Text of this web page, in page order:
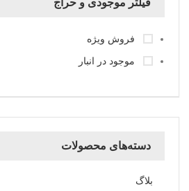
فیلتر موجودی و حراج
فروش ویژه
موجود در انبار
دسته‌های محصولات
بلاگ